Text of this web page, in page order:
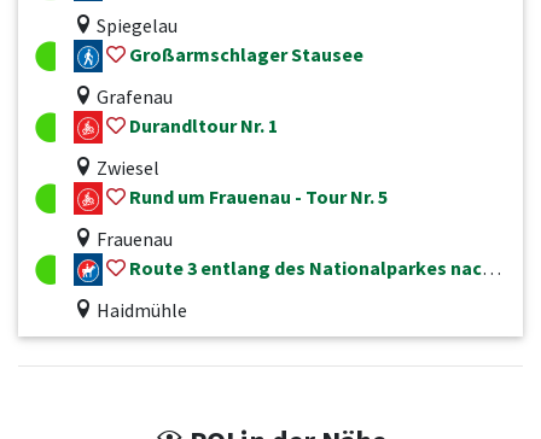
Spiegelau
Großarmschlager Stausee
Grafenau
Durandltour Nr. 1
Zwiesel
Rund um Frauenau - Tour Nr. 5
Frauenau
Route 3 entlang des Nationalparkes nach Wiesenfelden
Haidmühle